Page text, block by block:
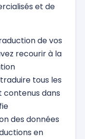
et de
de vos
recourir à la
tous les
contenus dans
des données
en